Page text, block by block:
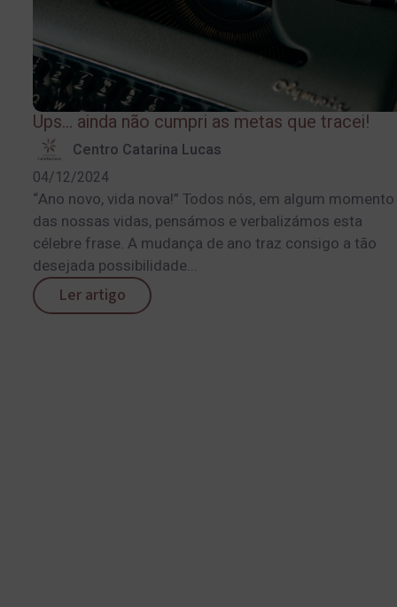
Ups… ainda não cumpri as metas que tracei!
Centro Catarina Lucas
04/12/2024
“Ano novo, vida nova!” Todos nós, em algum momento
das nossas vidas, pensámos e verbalizámos esta
célebre frase. A mudança de ano traz consigo a tão
desejada possibilidade...
Ler artigo